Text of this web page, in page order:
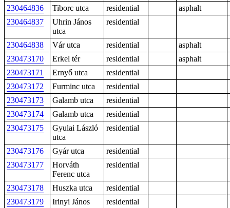
230464836
Tiborc utca residential
asphalt
230464837
Uhrin János
utca
residential
230464838 Vár utca residential
asphalt
230473170
Erkel tér residential
asphalt
230473171
Ernyő utca
residential
230473172
Furminc utca
residential
230473173
Galamb utca
residential
230473174
Galamb utca
residential
230473175
Gyulai László
utca
residential
230473176 Gyár utca
residential
230473177
Horváth
Ferenc utca
residential
230473178 Huszka utca
residential
230473179
Irinyi János
residential